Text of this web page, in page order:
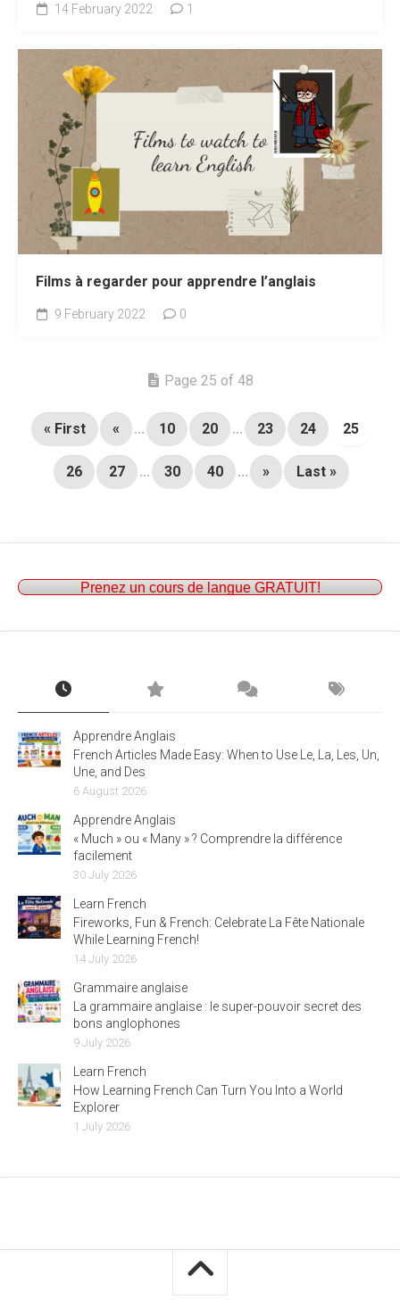
14 February 2022 1
Films à regarder pour apprendre l’anglais
9 February 2022 0
Page 25 of 48
« First « ... 10 20 ... 23 24 25
26 27 ... 30 40 ... » Last »
Prenez un cours de langue GRATUIT!
Apprendre Anglais
French Articles Made Easy: When to Use Le, La, Les, Un,
Une, and Des
6 August 2026
Apprendre Anglais
« Much » ou « Many » ? Comprendre la différence
facilement
30 July 2026
Learn French
Fireworks, Fun & French: Celebrate La Fête Nationale
While Learning French!
14 July 2026
Grammaire anglaise
La grammaire anglaise : le super-pouvoir secret des
bons anglophones
9 July 2026
Learn French
How Learning French Can Turn You Into a World
Explorer
1 July 2026